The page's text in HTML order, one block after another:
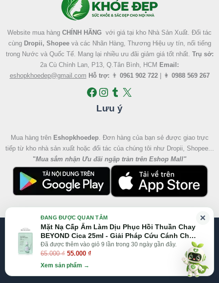
Website mua hàng CHÍNH HÃNG với giá tại kho Nhà Sản Xuất. Đối tác
cùng Dropii, Shopeevà các Nhãn Hàng, Thương Hiệu uy tín, nổi tiếng
trong Nước và Quốc Tế. Mang lại nhiều ưu đãi giảm giá tốt nhất. Trụ sở:
2a Cù Chính Lan, P13, Q.Tân Bình, HCM Email:
eshopkhoedep@gmail.com Hỗ trợ: 👨 0961 902 722| 👩 0988 569 267
Lưu ý
Mua hàng trên Eshopkhoedep. Đơn hàng của bạn sẻ được giao trực
tiếp từ kho nhà sản xuất hoặc đối tác của chúng tôi như Dropii, Shopee...
"Mua sắm nhận Ưu đãi ngập tràn trên Eshop Mall"
@2026 Eshop Khỏe Đẹp, All right reserved
Website:Eshop Mall|Eshopkhoedep.com
×
ĐANG ĐƯỢC QUAN TÂM
Mặt Nạ Cấp Ẩm Làm Dịu Phục Hồi Thuần Chay
BEYOND Cica 25ml - Giải Pháp Cứu Cánh Cho
Da Nhạy Cảm
Đã được thêm vào giỏ 9 lần trong 30 ngày gần đây.
65.000₫
gốc
là:
65.000 ₫.
55.000 ₫
hiện
tại
là:
Xem sản phẩm →